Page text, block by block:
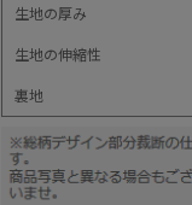
生地の厚み
生地の伸縮性
裏地